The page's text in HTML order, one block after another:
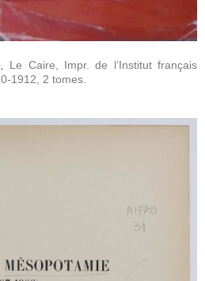
Le Caire, Impr. de l’Institut français
1912, 2 tomes.